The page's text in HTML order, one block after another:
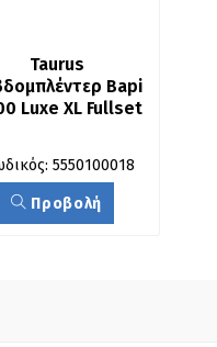
Taurus
Bapi
Luxe XL Fullset
5550100018
Προβολή